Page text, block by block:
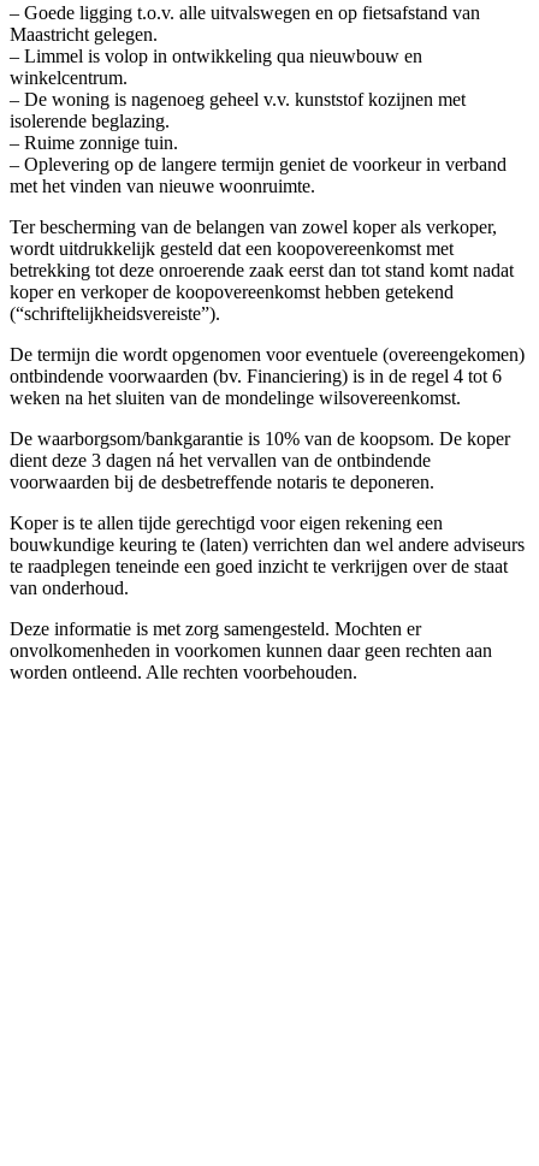
– Goede ligging t.o.v. alle uitvalswegen en op fietsafstand van
Maastricht gelegen.
– Limmel is volop in ontwikkeling qua nieuwbouw en
winkelcentrum.
– De woning is nagenoeg geheel v.v. kunststof kozijnen met
isolerende beglazing.
– Ruime zonnige tuin.
– Oplevering op de langere termijn geniet de voorkeur in verband
met het vinden van nieuwe woonruimte.
Ter bescherming van de belangen van zowel koper als verkoper,
wordt uitdrukkelijk gesteld dat een koopovereenkomst met
betrekking tot deze onroerende zaak eerst dan tot stand komt nadat
koper en verkoper de koopovereenkomst hebben getekend
(“schriftelijkheidsvereiste”).
De termijn die wordt opgenomen voor eventuele (overeengekomen)
ontbindende voorwaarden (bv. Financiering) is in de regel 4 tot 6
weken na het sluiten van de mondelinge wilsovereenkomst.
De waarborgsom/bankgarantie is 10% van de koopsom. De koper
dient deze 3 dagen ná het vervallen van de ontbindende
voorwaarden bij de desbetreffende notaris te deponeren.
Koper is te allen tijde gerechtigd voor eigen rekening een
bouwkundige keuring te (laten) verrichten dan wel andere adviseurs
te raadplegen teneinde een goed inzicht te verkrijgen over de staat
van onderhoud.
Deze informatie is met zorg samengesteld. Mochten er
onvolkomenheden in voorkomen kunnen daar geen rechten aan
worden ontleend. Alle rechten voorbehouden.